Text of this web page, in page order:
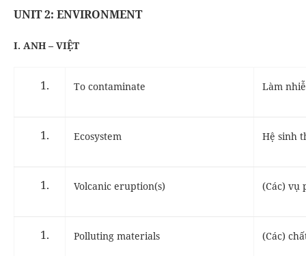
UNIT 2: ENVIRONMENT
I. ANH – VIỆT
To contaminate Làm
Ecosystem Hệ sinh
Volcanic eruption(s) (Các) vụ
Polluting materials (Các)